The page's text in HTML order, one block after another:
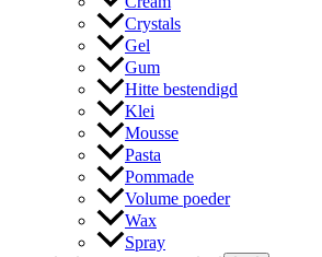
Crystals
Gel
Gum
Hitte bestendigd
Klei
Mousse
Pasta
Pommade
Volume poeder
Wax
Spray